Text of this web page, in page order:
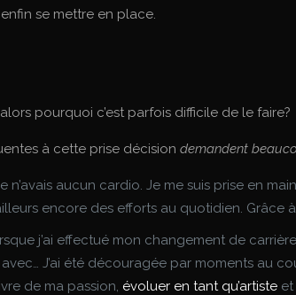
se mettre en place.
pourquoi c’est parfois difficile de le faire?
à cette prise décisiondemandent
n’avais aucun cardio. Je me suis prise en
encore des efforts au quotidien.
j’ai effectué mon changement de
J’ai été découragée par moments au
de ma passion, évoluer en tant qu’artiste